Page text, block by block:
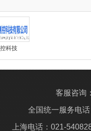
科技
客服咨询
全国统一服务电
上海电话：021-